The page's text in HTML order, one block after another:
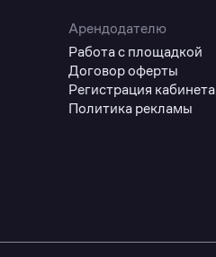
Арендодателю
Работа с площадкой
Договор оферты
Регистрация кабинета
Политика рекламы